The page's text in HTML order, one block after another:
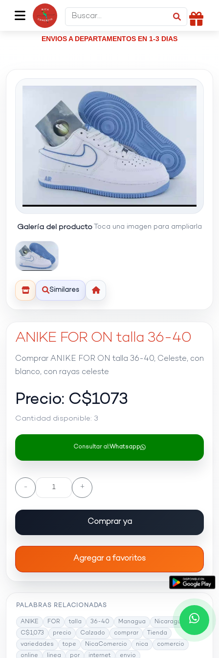
ENVIOS A DEPARTAMENTOS EN 1-3 DIAS
Galería del producto Toca una imagen para ampliarla
Similares
ANIKE FOR ON talla 36-40
Comprar ANIKE FOR ON talla 36-40, Celeste, con
blanco, con rayas celeste
Precio: C$1073
Cantidad disponible: 3
Consultar al:Whatsapp
- +
Comprar ya
Agregar a favoritos
PALABRAS RELACIONADAS
ANIKE FOR talla 36-40 Managua
Nicaragua
C$1,073
precio Calzado comprar
Tienda
variedades
tope NicaComercio nica
comercio
online
linea por internet envio